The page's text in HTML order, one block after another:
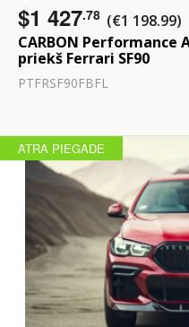
$1 427.78 (€1 198.99)
CARBON Performance
priekš Ferrari SF90
PTFRSF90FBFL
ATRA PIEGADE